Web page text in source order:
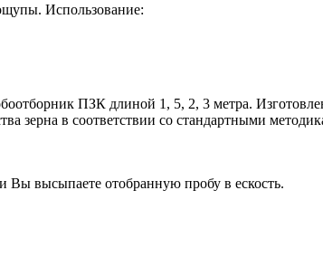
Использование:
ПЗК длиной 1, 5, 2, 3 метра.
зерна в соответствии со стандартными
Вы высыпаете отобранную пробу в ескость.